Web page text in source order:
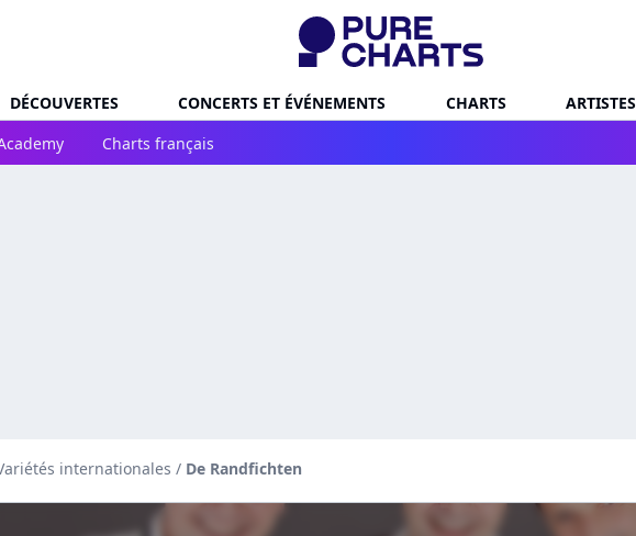
DÉCOUVERTES CONCERTS ET ÉVÉNEMENTS CHARTS ARTISTES
Charts français
internationales / De Randfichten